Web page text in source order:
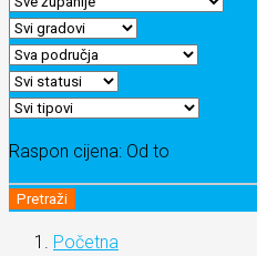
Raspon cijena: Od to
Pretraži
Početna